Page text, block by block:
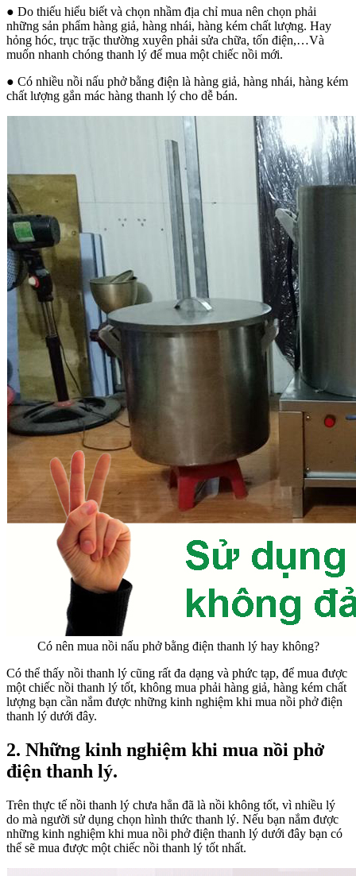
● Do thiếu hiểu biết và chọn nhầm địa chỉ mua nên chọn phải
những sản phẩm hàng giả, hàng nhái, hàng kém chất lượng. Hay
hỏng hóc, trục trặc thường xuyên phải sửa chữa, tốn điện,…Và
muốn nhanh chóng thanh lý để mua một chiếc nồi mới.
● Có nhiều nồi nấu phở bằng điện là hàng giả, hàng nhái, hàng kém
chất lượng gắn mác hàng thanh lý cho dễ bán.
Có nên mua nồi nấu phở bằng điện thanh lý hay không?
Có thể thấy nồi thanh lý cũng rất đa dạng và phức tạp, để mua được
một chiếc nồi thanh lý tốt, không mua phải hàng giả, hàng kém chất
lượng bạn cần nắm được những kinh nghiệm khi mua nồi phở điện
thanh lý dưới đây.
2. Những kinh nghiệm khi mua nồi phở
điện thanh lý.
Trên thực tế nồi thanh lý chưa hẳn đã là nồi không tốt, vì nhiều lý
do mà người sử dụng chọn hình thức thanh lý. Nếu bạn nắm được
những kinh nghiệm khi mua nồi phở điện thanh lý dưới đây bạn có
thể sẽ mua được một chiếc nồi thanh lý tốt nhất.